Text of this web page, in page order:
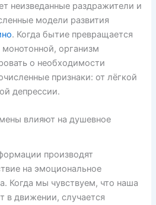
неизведанные раздражители и
модели развития
. Когда бытие превращается
организм
о необходимости
признаки: от лёгкой
депрессии.
влияют на душевное
производят
на эмоциональное
Когда мы чувствуем, что наша
в движении, случается